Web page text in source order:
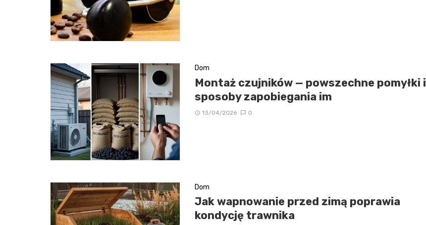
Dom
Montaż czujników — powszechne pomyłki i
sposoby zapobiegania im
13/04/2026 0
Dom
Jak wapnowanie przed zimą poprawia
kondycję trawnika